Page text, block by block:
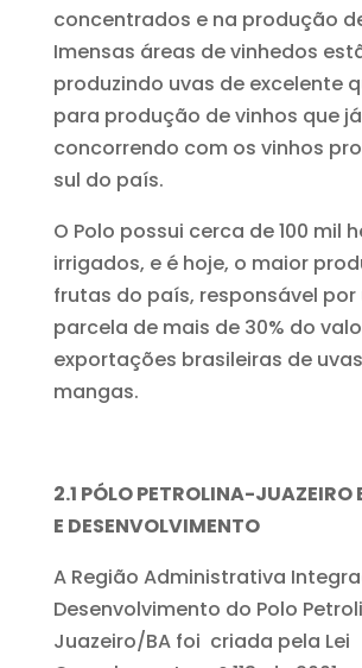
concentrados e na produção
Imensas áreas de vinhedos
produzindo uvas de excelente
para produção de vinhos que
concorrendo com os vinhos
sul do país.
O Polo possui cerca de 100 mil
irrigados, e é hoje, o maior
frutas do país, responsável por
parcela de mais de 30% do
exportações brasileiras de
mangas.
2.1 PÓLO PETROLINA-JUAZEIRO
E DESENVOLVIMENTO
A Região Administrativa
Desenvolvimento do Polo
Juazeiro/BA foi criada pela Lei